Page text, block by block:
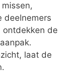
deelnemers
ontdekken de
laat de